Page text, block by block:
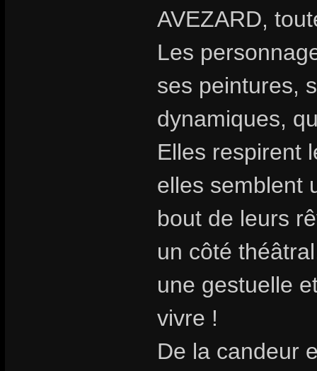
AVEZARD,
Les
ses peintures,
dynamiques,
Elles respirent
elles semblent
bout de leurs
un côté
une gestuelle
vivre !
De la candeur